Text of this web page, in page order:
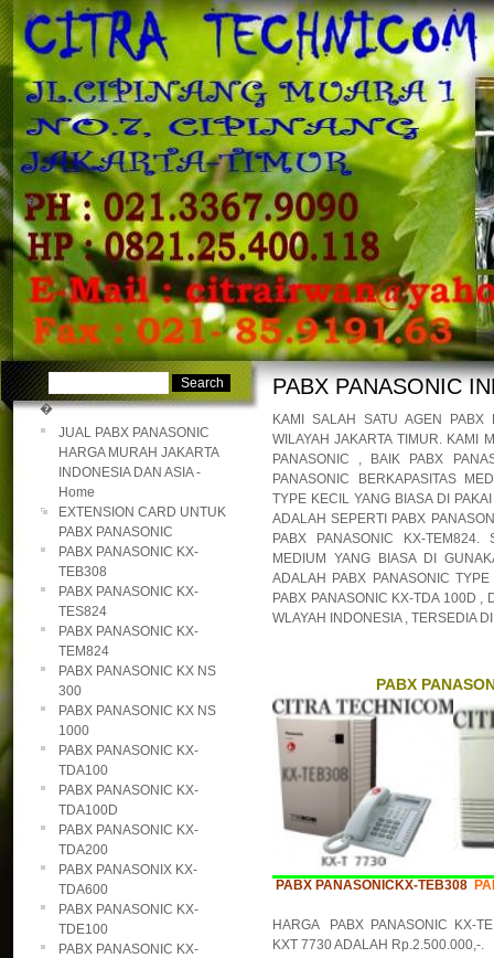
�
�
�
JUAL PABX PANASONIC
HARGA MURAH JAKARTA
INDONESIA DAN ASIA -
Home
EXTENSION CARD UNTUK
PABX PANASONIC
PABX PANASONIC KX-
TEB308
PABX PANASONIC KX-
TES824
PABX PANASONIC KX-
TEM824
PABX PANASONIC KX NS
300
PABX PANASONIC KX NS
1000
PABX PANASONIC KX-
TDA100
PABX PANASONIC KX-
TDA100D
PABX PANASONIC KX-
TDA200
PABX PANASONIX KX-
TDA600
PABX PANASONIC KX-
TDE100
PABX PANASONIC KX-
PABX PANASONIC
KAMI SALAH SATU AGEN PABX
WILAYAH JAKARTA TIMUR. KAMI
PANASONIC , BAIK PABX
PANASONIC BERKAPASITAS
TYPE KECIL YANG BIASA DI
ADALAH SEPERTI PABX
PABX PANASONIC KX-
MEDIUM YANG BIASA DI
ADALAH PABX PANASONIC
PABX PANASONIC KX-TDA 100D ,
WLAYAH INDONESIA , TERSEDIA
PABX
PABX PANASONICKX-TEB308
HARGA PABX PANASONIC KX-
KXT 7730 ADALAH Rp.2.500.000,-.